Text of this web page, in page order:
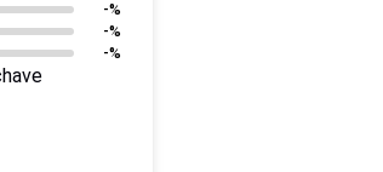
-%
-%
-%